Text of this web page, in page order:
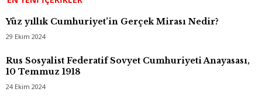
Yüz yıllık Cumhuriyet’in Gerçek Mirası Nedir?
29 Ekim 2024
Rus Sosyalist Federatif Sovyet Cumhuriyeti Anayasası,
10 Temmuz 1918
24 Ekim 2024